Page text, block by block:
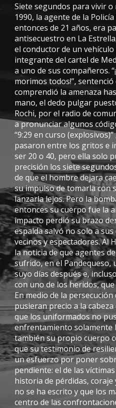
Siete segundos para vivir o
1990, la agente de la
entonces de 21 años, era
antisecuestro en La
el conductor de un
integrante del cartel de
a uno de sus compañeros.
morimos todos!”,
comprendió la amenaza
mano, el dedo pulgar
Rochi, por el radio de
a pronunciar algunos
“9:29 en curso
pasaron entre los gritos e
ser 20 o 40, pero ella solo
precisión los siete
de que el hombre dejara
su impulso de tomarla con
lanzarla lejos. Pero la
entonces su cuerpo fue la
impacto perdió su brazo
espalda salvó no solo a
vecinos y espectadores. Al
la noticia de que agentes
sufrido, en el Pandequeso,
suyo días después e,
con uno de los heridos,
En medio de la
pusieran precio a la
que los uniformados no
enfrentamiento solamente
también su propio cuerpo
que su testimonio de
un esfuerzo por poner
pendiente: el de las
historia de pérdidas,
no se ha escrito y que los
centro de las